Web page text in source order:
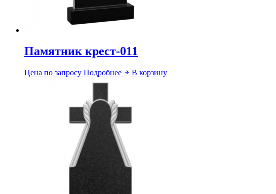
Памятник крест-011
Цена по запросу Подробнее В корзину